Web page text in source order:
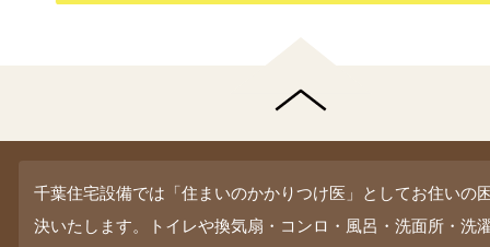
千葉住宅設備では「住まいのかかりつけ医」としてお住いの
決いたします。トイレや換気扇・コンロ・風呂・洗面所・洗